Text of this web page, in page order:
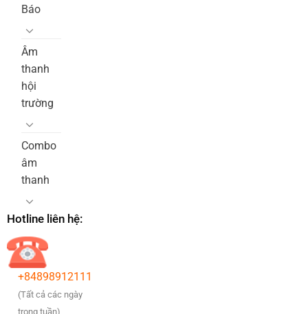
Báo
Âm
thanh
hội
trường
Combo
âm
thanh
Hotline liên hệ:
+84898912111
(Tất cả các ngày
trong tuần)